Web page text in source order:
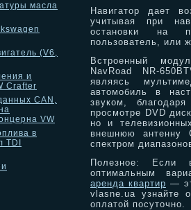
масла
(V6,
и
Crafter
CAN,
VW
в
TDI
Навигатор дает
учитывая при
остановки на
пользователь, или
Встроенный
NavRoad NR-
являясь
автомобиль в
звуком,
просмотре DVD
но и
внешнюю
спектром
Полезное: Если
оптимальным
аренда квартир —
vlasne.ua узнайте
оплатой посуточно.